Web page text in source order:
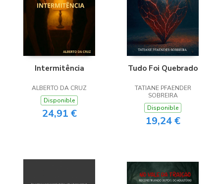
Intermitência
ALBERTO DA CRUZ
Disponible
24,91 €
Tudo Foi Quebrado
TATIANE PFAENDER
SOBREIRA
Disponible
19,24 €